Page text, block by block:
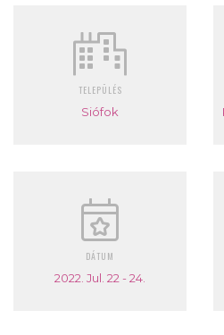
TELEPÜLÉS
Siófok
DÁTUM
2022. Jul. 22 - 24.